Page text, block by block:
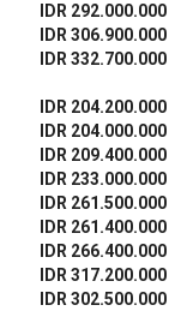
IDR 292.000.000
IDR 306.900.000
IDR 332.700.000
IDR 204.200.000
IDR 204.000.000
IDR 209.400.000
IDR 233.000.000
IDR 261.500.000
IDR 261.400.000
IDR 266.400.000
IDR 317.200.000
IDR 302.500.000